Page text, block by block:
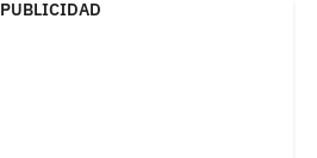
PUBLICIDAD